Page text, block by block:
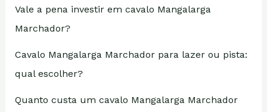
Vale a pena investir em cavalo Mangalarga
Marchador?
Cavalo Mangalarga Marchador para lazer ou pista:
qual escolher?
Quanto custa um cavalo Mangalarga Marchador